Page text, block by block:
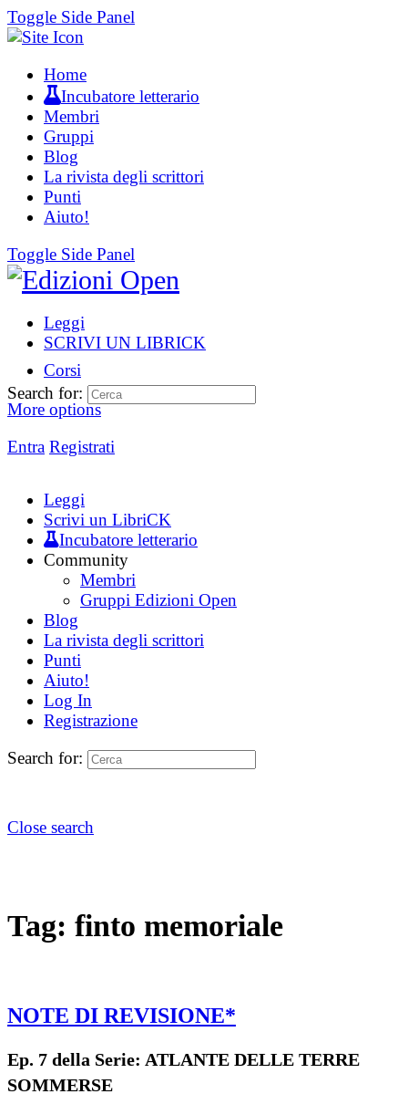
Toggle Side Panel
Home
Incubatore letterario
Membri
Gruppi
Blog
La rivista degli scrittori
Punti
Aiuto!
Toggle Side Panel
Leggi
SCRIVI UN LIBRICK
Corsi
More options
Entra Registrati
Search for:
Leggi
Scrivi un LibriCK
Incubatore letterario
Community
Membri
Gruppi Edizioni Open
Blog
La rivista degli scrittori
Punti
Aiuto!
Log In
Registrazione
Search for:
Close search
Tag: finto memoriale
NOTE DI REVISIONE*
Ep. 7 della Serie: ATLANTE DELLE TERRE
SOMMERSE